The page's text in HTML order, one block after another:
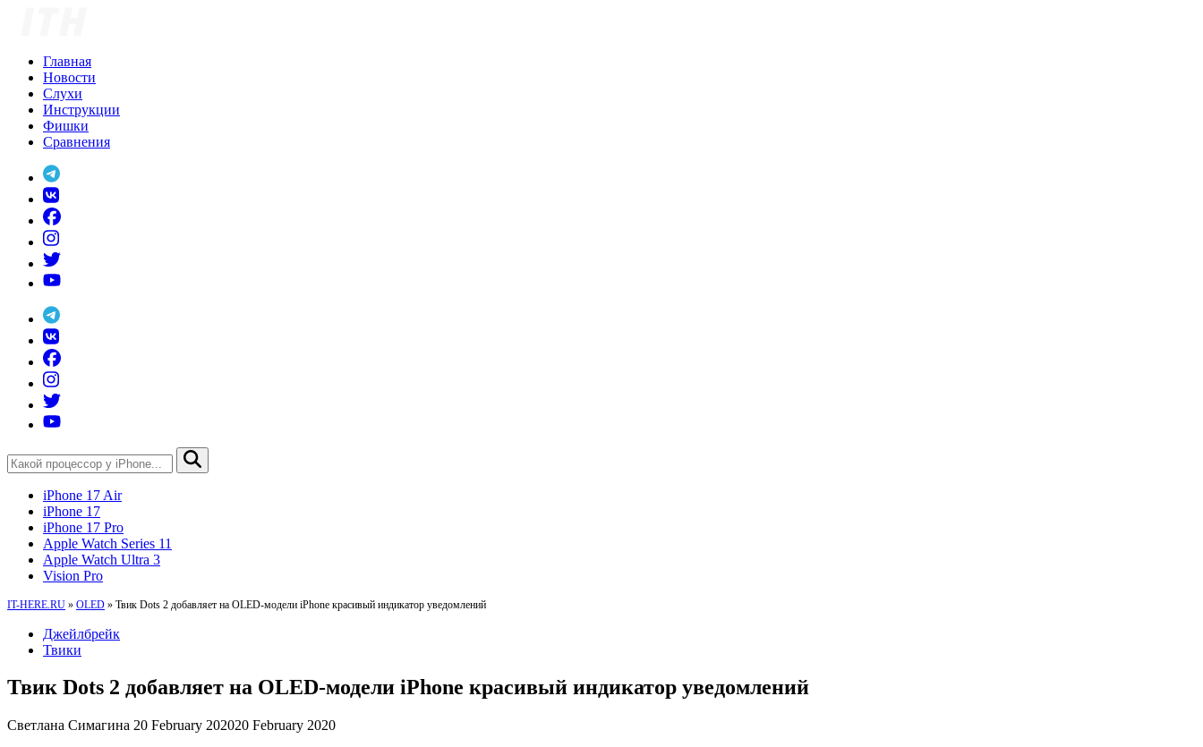
Главная
Новости
Слухи
Инструкции
Фишки
Сравнения
iPhone 17 Air
iPhone 17
iPhone 17 Pro
Apple Watch Series 11
Apple Watch Ultra 3
Vision Pro
IT-HERE.RU » OLED » Твик Dots 2 добавляет на OLED-модели iPhone красивый индикатор уведомлений
Джейлбрейк
Твики
Твик Dots 2 добавляет на OLED-модели iPhone красивый индикатор уведомлений
Светлана Симагина 20 February 202020 February 2020